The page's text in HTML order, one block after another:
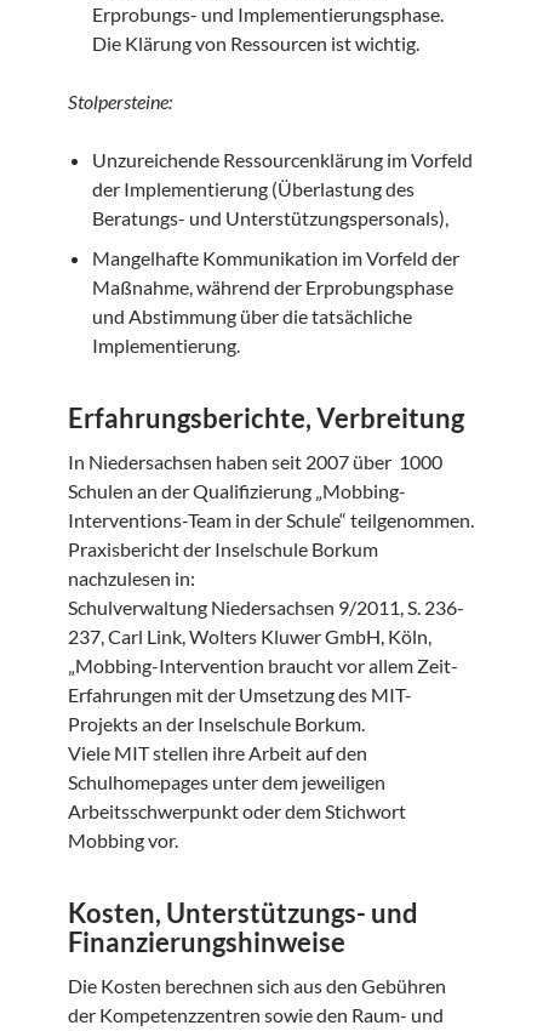
Erprobungs- und Implementierungsphase.
Die Klärung von Ressourcen ist wichtig.
Stolpersteine:
Unzureichende Ressourcenklärung im Vorfeld
der Implementierung (Überlastung des
Beratungs- und Unterstützungspersonals),
Mangelhafte Kommunikation im Vorfeld der
Maßnahme, während der Erprobungsphase
und Abstimmung über die tatsächliche
Implementierung.
Erfahrungsberichte, Verbreitung
In Niedersachsen haben seit 2007 über 1000
Schulen an der Qualifizierung „Mobbing-
Interventions-Team in der Schule“ teilgenommen.
Praxisbericht der Inselschule Borkum
nachzulesen in:
Schulverwaltung Niedersachsen 9/2011, S. 236-
237, Carl Link, Wolters Kluwer GmbH, Köln,
„Mobbing-Intervention braucht vor allem Zeit-
Erfahrungen mit der Umsetzung des MIT-
Projekts an der Inselschule Borkum.
Viele MIT stellen ihre Arbeit auf den
Schulhomepages unter dem jeweiligen
Arbeitsschwerpunkt oder dem Stichwort
Mobbing vor.
Kosten, Unterstützungs- und
Finanzierungshinweise
Die Kosten berechnen sich aus den Gebühren
der Kompetenzzentren sowie den Raum- und